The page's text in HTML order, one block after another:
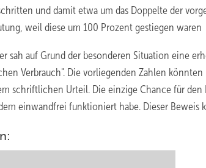
und damit etwa um das Doppelte der
weil diese um 100 Prozent gestiegen waren
sah auf Grund der besonderen Situation eine
Verbrauch". Die vorliegenden Zahlen
schriftlichen Urteil. Die einzige Chance für den
einwandfrei funktioniert habe. Dieser